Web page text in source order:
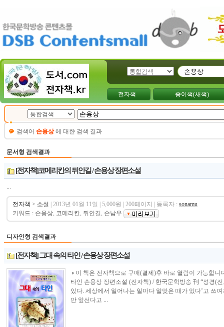
전자책 종이책(새책)
검색어 손용상에 대햔 검색 결과
문서형 검색결과
[전자책]코메리칸의 뒤안길 / 손용상 장편소설
...
전자책 > 소설 | 2013년 01월 11일 | 5,000원 | 200페이지 | 등록자 : sonamu
키워드 : 손용상, 코메리칸, 뒤안길, 손남우
디자인형 검색결과
[전자책] 그대 속의 타인 / 손용상 장편소설
◑ 이 책은 전자책으로 구매(결제)후 바로 열람이 가능합
타인 손용상 장편소설 (전자책) / 한국문학방송 刊 “성경(
있다. 세상에서 일어나는 일마다 알맞은 때가 있다’고 쓰
만 앞선다고 ...